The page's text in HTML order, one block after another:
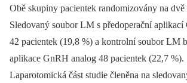
Obě skupiny pacientek randomizovány na dvě
Sledovaný soubor LM s předoperační
42 pacientek (19,8 %) a kontrolní soubor LM
aplikace GnRH analog 48 pacientek (22,7 %).
Laparotomická část studie členěna na